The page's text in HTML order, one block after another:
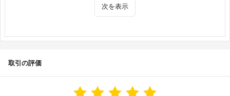
次を表示
取引の評価